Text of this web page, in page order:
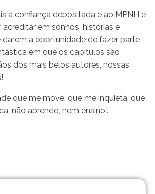
a confiança depositada e ao MPNH e
em sonhos, histórias e
darem a oportunidade de fazer parte
em que os capítulos são
dos mais belos autores, nossas
que me move, que me inquieta, que
não aprendo, nem ensino”.